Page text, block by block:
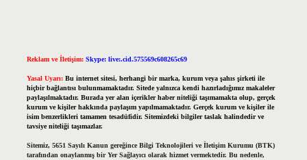
Reklam ve İletişim: Skype: live:.cid.575569c608265c69
Yasal Uyarı: Bu internet sitesi, herhangi bir marka, kurum veya şahıs şirketi ile
hiçbir bağlantısı bulunmamaktadır. Sitede yalnızca kendi hazırladığımız makaleler
paylaşılmaktadır. Burada yer alan içerikler haber niteliği taşımamakta olup, gerçek
kurum ve kişiler hakkında paylaşım yapılmamaktadır. Gerçek kurum ve kişiler ile
isim benzerlikleri tamamen tesadüfidir. Sitemizdeki bilgiler taslak halindedir ve
tavsiye niteliği taşımazlar.
Sitemiz, 5651 Sayılı Kanun gereğince Bilgi Teknolojileri ve İletişim Kurumu (BTK)
tarafından onaylanmış bir Yer Sağlayıcı olarak hizmet vermektedir. Bu nedenle,